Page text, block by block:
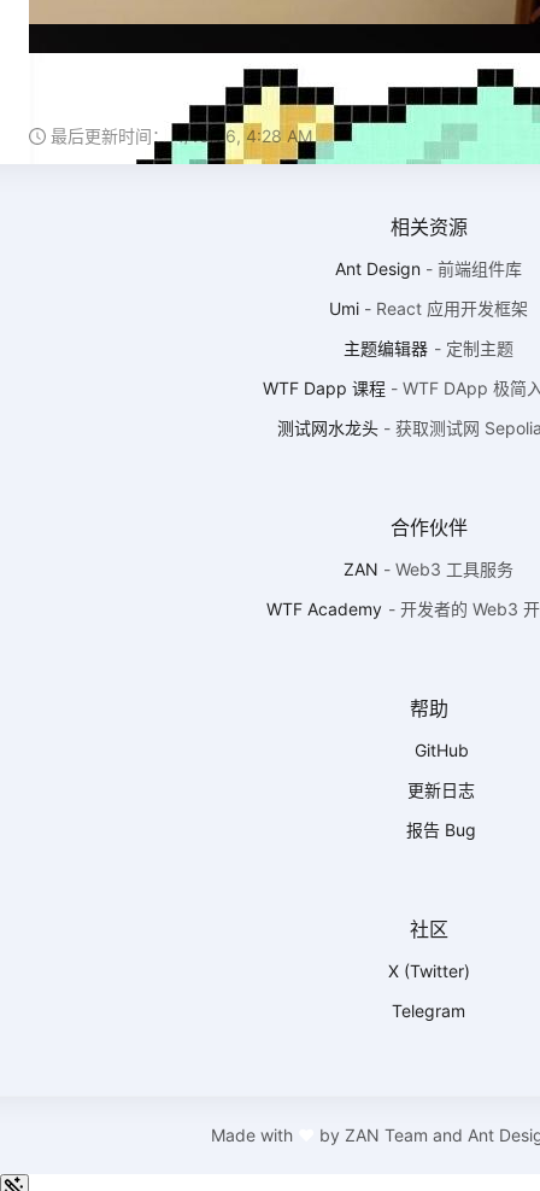
最后更新时间： 4/10/26, 4:28 AM
相关资源
Ant Design - 前端组件库
Umi - React 应用开发框架
主题编辑器 - 定制主题
WTF Dapp 课程 - WTF DApp 极简
测试网水龙头 - 获取测试网
合作伙伴
ZAN - Web3 工具服务
WTF Academy - 开发者的 Web3
帮助
GitHub
更新日志
报告 Bug
社区
X (Twitter)
Telegram
Made with❤ by ZAN Team and Ant